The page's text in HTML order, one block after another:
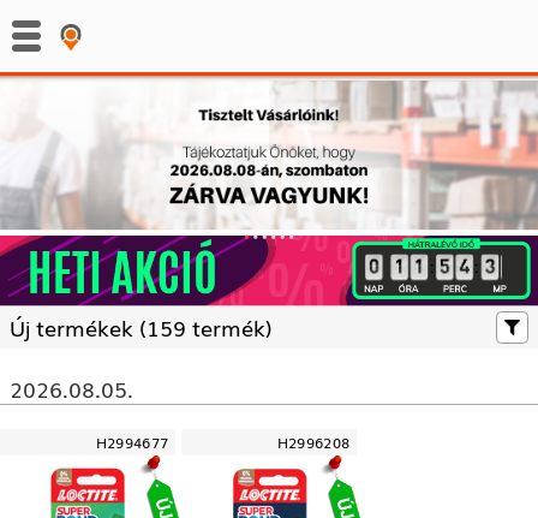
: :
Új termékek (159 termék)
2026.08.05.
H2994677 H2996208